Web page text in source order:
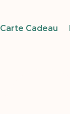
Carte Cadeau